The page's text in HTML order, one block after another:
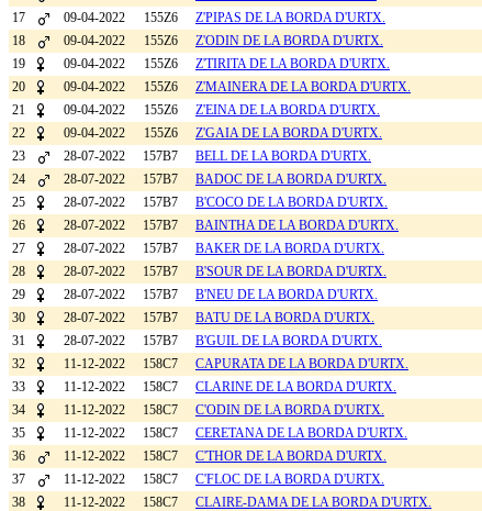
17
09-04-2022 155Z6 Z'PIPAS DE LA BORDA D'URTX.
18
09-04-2022 155Z6 Z'ODIN DE LA BORDA D'URTX.
19
09-04-2022 155Z6 Z'TIRITA DE LA BORDA D'URTX.
20
09-04-2022 155Z6 Z'MAINERA DE LA BORDA D'URTX.
21
09-04-2022 155Z6 Z'EINA DE LA BORDA D'URTX.
22
09-04-2022 155Z6 Z'GAIA DE LA BORDA D'URTX.
23
28-07-2022 157B7 BELL DE LA BORDA D'URTX.
24
28-07-2022 157B7 BADOC DE LA BORDA D'URTX.
25
28-07-2022 157B7 B'COCO DE LA BORDA D'URTX.
26
28-07-2022 157B7 BAINTHA DE LA BORDA D'URTX.
27
28-07-2022 157B7 BAKER DE LA BORDA D'URTX.
28
28-07-2022 157B7 B'SOUR DE LA BORDA D'URTX.
29
28-07-2022 157B7 B'NEU DE LA BORDA D'URTX.
30
28-07-2022 157B7 BATU DE LA BORDA D'URTX.
31
28-07-2022 157B7 B'GUIL DE LA BORDA D'URTX.
32
11-12-2022 158C7 CAPURATA DE LA BORDA D'URTX.
33
11-12-2022 158C7 CLARINE DE LA BORDA D'URTX.
34
11-12-2022 158C7 C'ODIN DE LA BORDA D'URTX.
35
11-12-2022 158C7 CERETANA DE LA BORDA D'URTX.
36
11-12-2022 158C7 C'THOR DE LA BORDA D'URTX.
37
11-12-2022 158C7 C'FLOC DE LA BORDA D'URTX.
38
11-12-2022 158C7 CLAIRE-DAMA DE LA BORDA D'URTX.